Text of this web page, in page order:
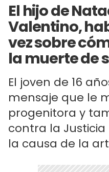
El hijo de
Valentino,
vez sobre
la muerte de
El joven de 16
mensaje que le
progenitora y
contra la
la causa de la